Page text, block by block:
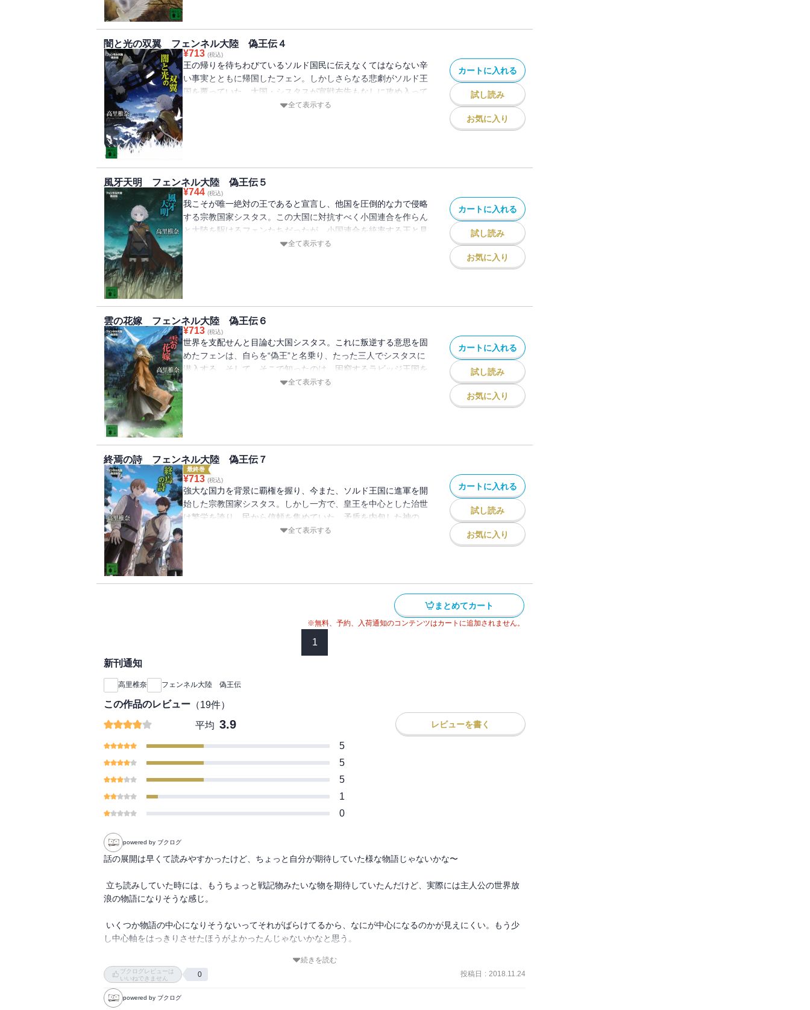
闇と光の双翼 フェンネル大陸 偽王伝４
¥713 (税込)
王の帰りを待ちわびているソルド国民に伝えなくてはならない辛
い事実とともに帰国したフェン。しかしさらなる悲劇がソルド王
国を覆っていた。大国・シスタスが宣戦布告もなしに攻め入って
きていたのだ。王都陥落。親愛なるロカはどうしているのか。そ
全て表示する
カートに入れる
試し読み
お気に入り
風牙天明 フェンネル大陸 偽王伝５
¥744 (税込)
我こそが唯一絶対の王であると宣言し、他国を圧倒的な力で侵略
する宗教国家シスタス。この大国に対抗すべく小国連合を作らん
と大陸を駆けるフェンたちだったが、小国連合を統率する王と見
込んだ人物は、暗殺者に殺されてしまう。希望失われしその時、
全て表示する
カートに入れる
試し読み
お気に入り
雲の花嫁 フェンネル大陸 偽王伝６
¥713 (税込)
世界を支配せんと目論む大国シスタス。これに叛逆する意思を固
めたフェンは、自らを“偽王”と名乗り、たった三人でシスタスに
潜入する。そして、そこで知ったのは、困窮するラビッジ王国を
一から建て直した若き女王ローゼルの悲劇。さらに、現ラビッジ
全て表示する
カートに入れる
試し読み
お気に入り
終焉の詩 フェンネル大陸 偽王伝７
最終巻
¥713 (税込)
強大な国力を背景に覇権を握り、今また、ソルド王国に進軍を開
始した宗教国家シスタス。しかし一方で、皇王を中心とした治世
は繁栄を誇り、民から信頼を集めていた。矛盾を内包した神の
国。フェンは、小国に残る友を救うため、シスタス皇王のいる地
全て表示する
カートに入れる
試し読み
お気に入り
まとめてカート
※無料、予約、入荷通知のコンテンツはカートに追加されません。
1
新刊通知
高里椎奈 フェンネル大陸 偽王伝
この作品のレビュー （19件）
平均 3.9 レビューを書く
5
5
5
1
0
powered by ブクログ
話の展開は早くて読みやすかったけど、ちょっと自分が期待していた様な物語じゃないかな〜
浪の物語になりそうな感じ。
し中心軸をはっきりさせたほうがよかったんじゃないかなと思う。
二巻はまた立ち読みでもしてから買うかどうか決めよう続きを読む
ブクログレビューは
いいねできません
0 投稿日 : 2018.11.24
powered by ブクログ